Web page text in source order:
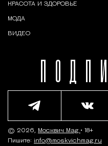
КРАСОТА И ЗДОРОВЬЕ
МОДА
ВИДЕО
© 2026, Москвич Mag • 18+
Пишите: info@moskvichmag.ru